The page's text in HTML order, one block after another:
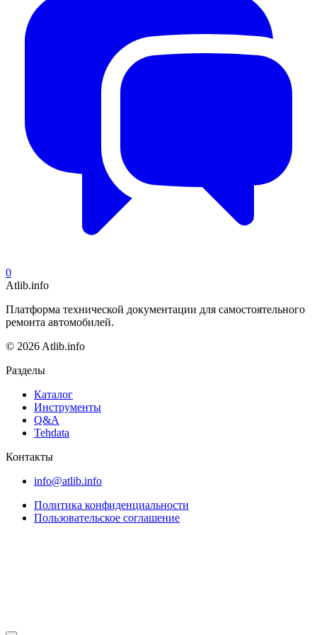
0
Atlib.info
Платформа технической документации для самостоятельного
ремонта автомобилей.
© 2026 Atlib.info
Разделы
Каталог
Инструменты
Q&A
Tehdata
Контакты
info@atlib.info
Политика конфиденциальности
Пользовательское соглашение